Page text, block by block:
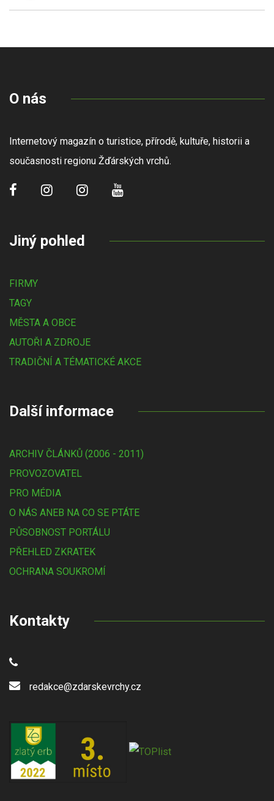
O nás
Internetový magazín o turistice, přírodě, kultuře, historii a
současnosti regionu Žďárských vrchů.
Jiný pohled
FIRMY
TAGY
MĚSTA A OBCE
AUTOŘI A ZDROJE
TRADIČNÍ A TÉMATICKÉ AKCE
Další informace
ARCHIV ČLÁNKŮ (2006 - 2011)
PROVOZOVATEL
PRO MÉDIA
O NÁS ANEB NA CO SE PTÁTE
PŮSOBNOST PORTÁLU
PŘEHLED ZKRATEK
OCHRANA SOUKROMÍ
Kontakty
redakce@zdarskevrchy.cz